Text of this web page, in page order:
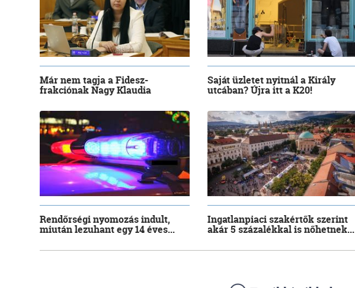
Már nem tagja a Fidesz-
frakciónak Nagy Klaudia
Saját üzletet nyitnál a Király
utcában? Újra itt a K20!
Rendőrségi nyomozás indult,
miután lezuhant egy 14 éves...
Ingatlanpiaci szakértők szerint
akár 5 százalékkal is nőhetnek...